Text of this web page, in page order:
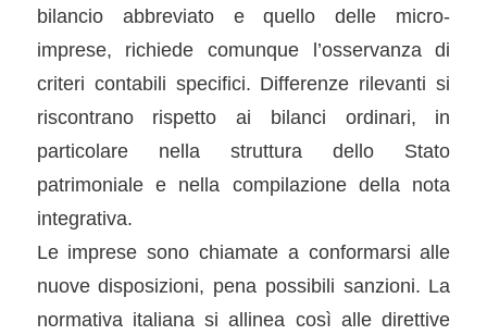
bilancio abbreviato e quello delle micro-
imprese, richiede comunque l’osservanza di
criteri contabili specifici. Differenze rilevanti si
riscontrano rispetto ai bilanci ordinari, in
particolare nella struttura dello Stato
patrimoniale e nella compilazione della nota
integrativa.
Le imprese sono chiamate a conformarsi alle
nuove disposizioni, pena possibili sanzioni. La
normativa italiana si allinea così alle direttive